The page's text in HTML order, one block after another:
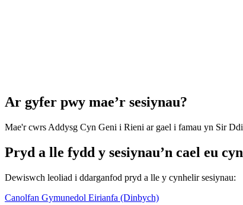
Ar gyfer pwy mae’r sesiynau?
Mae'r cwrs Addysg Cyn Geni i Rieni ar gael i famau yn Sir
Pryd a lle fydd y sesiynau’n cael eu
Dewiswch leoliad i ddarganfod pryd a lle y cynhelir sesiynau:
Canolfan Gymunedol Eirianfa (Dinbych)